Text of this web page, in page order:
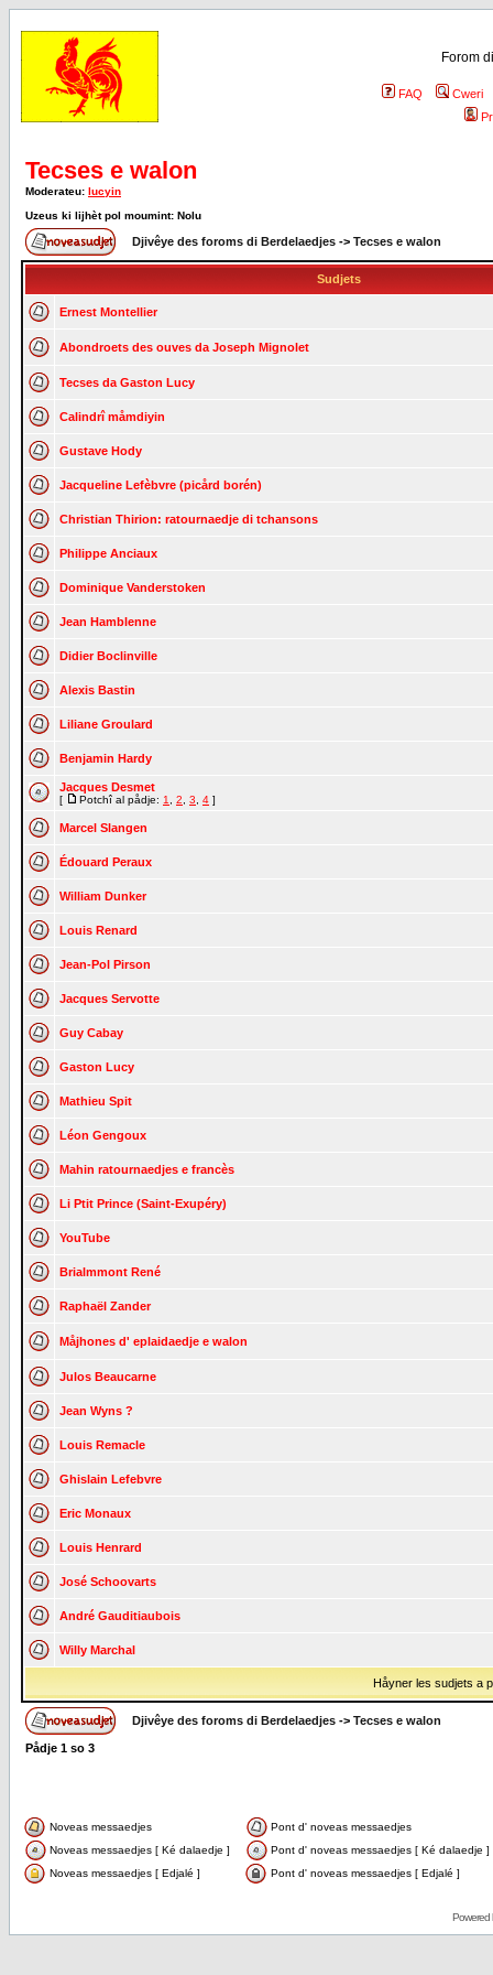
Forom
FAQ
Cweri
Tecses e walon
Moderateu: lucyin
Uzeus ki lijhèt pol moumint: Nolu
Djivêye des foroms di Berdelaedjes -> Tecses e walon
Sudjets
Ernest Montellier
Abondroets des ouves da Joseph Mignolet
Tecses da Gaston Lucy
Calindrî måmdiyin
Gustave Hody
Jacqueline Lefèbvre (picård borén)
Christian Thirion: ratournaedje di tchansons
Philippe Anciaux
Dominique Vanderstoken
Jean Hamblenne
Didier Boclinville
Alexis Bastin
Liliane Groulard
Benjamin Hardy
Jacques Desmet
[ Potchî al pådje: 1 2 3 4 ]
Marcel Slangen
Édouard Peraux
William Dunker
Louis Renard
Jean-Pol Pirson
Jacques Servotte
Guy Cabay
Gaston Lucy
Mathieu Spit
Léon Gengoux
Mahin ratournaedjes e francès
Li Ptit Prince (Saint-Exupéry)
YouTube
Brialmmont René
Raphaël Zander
Måjhones d' eplaidaedje e walon
Julos Beaucarne
Jean Wyns ?
Louis Remacle
Ghislain Lefebvre
Eric Monaux
Louis Henrard
José Schoovarts
André Gauditiaubois
Willy Marchal
Håyner les sudjets a
Djivêye des foroms di Berdelaedjes -> Tecses e walon
Pådje 1 so 3
Noveas messaedjes
Pont d' noveas messaedjes
Noveas messaedjes [ Ké dalaedje ]
Pont d' noveas messaedjes [ Ké dalaedje ]
Noveas messaedjes [ Edjalé ]
Pont d' noveas messaedjes [ Edjalé ]
Powered